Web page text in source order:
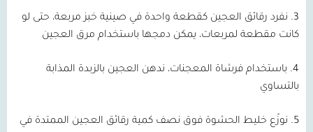
3.
نفرد رقائق العجين كقطعة واحدة في صينية خبز مربعة، حتى لو
كانت مقطعة لمربعات، يمكن دمجها باستخدام مرق العجين
4. باستخدام فرشاة المعجنات، ندهن العجين بالزبدة المذابة
بالتساوي
5.
نوزّع خليط الحشوة فوق نصف كمية رقائق العجين الممتدة في